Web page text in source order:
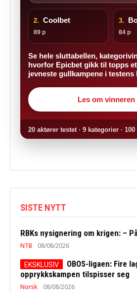
2. Coolbet
89 p
3.
84 p
Se hele sluttabellen,
hvorfor Epicbet gikk til topps
jevneste gullkampene i testens
Les om
20 aktører testet · 9 kategorier ·
SISTE NYTT
RBKs nysignering om krigen: –
NTB 08/08/2026
OBOS-ligaen: Fire
opprykkskampen tilspisser seg
Norsk 08/08/2026